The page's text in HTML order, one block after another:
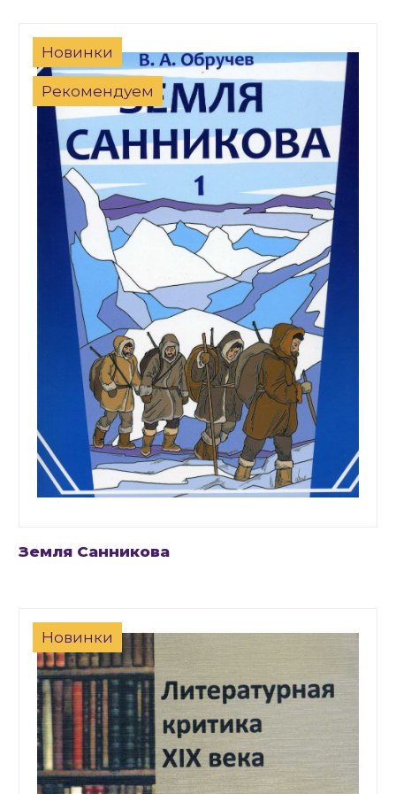
Новинки
Рекомендуем
Земля Санникова
Новинки